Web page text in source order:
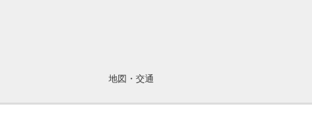
地図・交通